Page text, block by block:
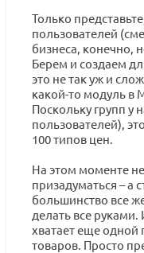
Только
пользователей
бизнеса, конечно,
Берем и создаем
это не так уж и
какой-то модуль в
Поскольку групп у
пользователей),
100 типов цен.
На этом моменте
призадуматься – а
большинство все
делать все
хватает еще одной
товаров. Просто